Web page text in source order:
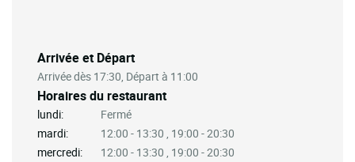
Arrivée et Départ
Arrivée dès 17:30, Départ à 11:00
Horaires du restaurant
lundi:
Fermé
mardi:
12:00 - 13:30 , 19:00 - 20:30
mercredi:
12:00 - 13:30 , 19:00 - 20:30